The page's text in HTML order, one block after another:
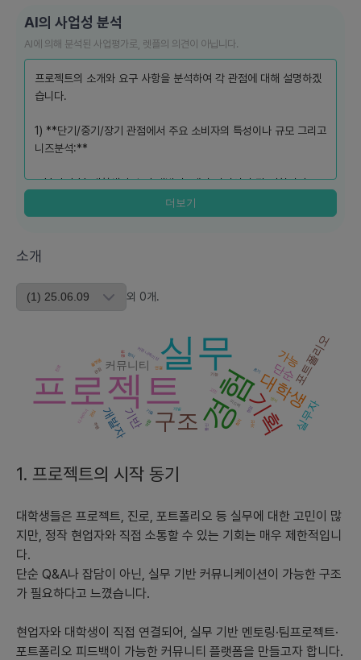
AI의 사업성 분석
AI에 의해 분석된 사업평가로, 렛플의 의견이 아닙니다.
프로젝트의 소개와 요구 사항을 분석하여 각 관점에 대해 설명하겠
습니다.
1) **단기/중기/장기 관점에서 주요 소비자의 특성이나 규모 그리고
니즈분석:**
- **단기:** 대학생과 초기 개발자, 예비 디자이너 및 기획자가 주
요 소비자입니다. 이들은 즉각적이며 실용적인 실무 경험에 대한 필
요성을 가지고 있으며, 현업자들과의 직접적인 연결을 원하는 그룹
사용자 규모는 점차 증가하며, 대학생뿐 아니라 초기 커리어 단계에
있는 다양한 분야의 실무자들이 포함될 것입니다. 이 그룹은 지식
- **장기:** 교육 기관, 직업 준비 프로그램을 포함한 다양한 조직
들이 이 플랫폼을 활용해 학생들의 실무 경험을 강화하려는 움직임
을 보일 가능성이 있습니다. 시장 규모가 커지면서 플랫폼의 기능도
보다 복잡하고 다양해질 필요가 있습니다.
2) **현재 시장성과 향후 3년간 시장 추세와 그 이유, 그리고 예상
경쟁업체와 서비스:**
- **현재 시장성:** 실무 기반 커뮤니케이션 플랫폼은 아직 초기 단
계이며, 대학생들의 실무 경험 및 현업자와의 연결의 필요성은 높아
기 때문에 새로운 시장 진입 기회가 존재합니다.
큽니다. 원격 실무 교육과 소통이 점점 더 일반화될 것입니다.
더보기
소개
외 0개.
프로젝트
실무
경험
구조 기획
대학생
포트폴리오
단순
기반
가능
커뮤니티
실무자
개발자
진로
고민
현업
커뮤니케이션
연결
피드백
플랫폼
공유
기능
기술
관심
초기
디자이너 회의
방식
역할 통신 개선
센서
주행
개발
관점
1. 프로젝트의 시작 동기
대학생들은 프로젝트, 진로, 포트폴리오 등 실무에 대한 고민이 많
지만, 정작 현업자와 직접 소통할 수 있는 기회는 매우 제한적입니
다.
단순 Q&A나 잡담이 아닌, 실무 기반 커뮤니케이션이 가능한 구조
가 필요하다고 느꼈습니다.
현업자와 대학생이 직접 연결되어, 실무 기반 멘토링·팀프로젝트·
포트폴리오 피드백이 가능한 커뮤니티 플랫폼을 만들고자 합니다.